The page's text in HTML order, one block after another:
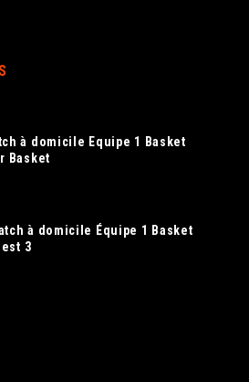
à domicile Equipe 1 Basket
Basket
à domicile Équipe 1 Basket
3